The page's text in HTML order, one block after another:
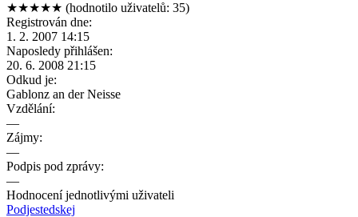
★★★★★ (hodnotilo uživatelů: 35)
Registrován dne:
1. 2. 2007 14:15
Naposledy přihlášen:
20. 6. 2008 21:15
Odkud je:
Gablonz an der Neisse
Vzdělání:
—
Zájmy:
—
Podpis pod zprávy:
—
Hodnocení jednotlivými uživateli
Podjestedskej